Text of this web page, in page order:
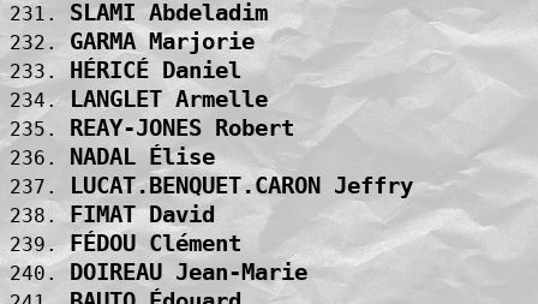
231. SLAMI Abdeladim
232. GARMA Marjorie
233. HÉRICÉ Daniel
234. LANGLET Armelle
235. REAY-JONES Robert
236. NADAL Élise
237. LUCAT.BENQUET.CARON Jeffry
238. FIMAT David
239. FÉDOU Clément
240. DOIREAU Jean-Marie